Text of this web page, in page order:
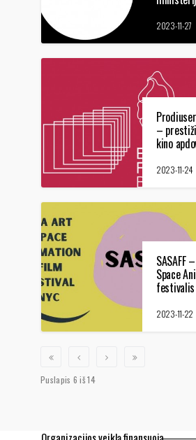
vertinimo
atranką
2023-11-27
–
kino
2023-11-24
SASAFF
Space
2023-11-22
Puslapis 6 iš 14